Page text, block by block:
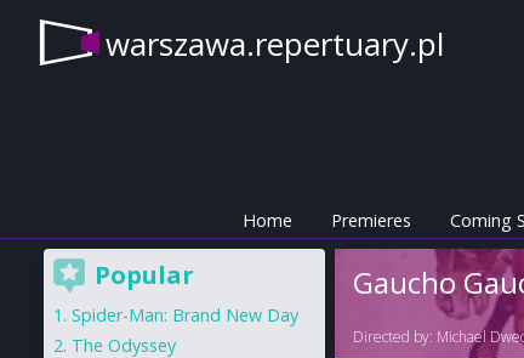
warszawa.repertuary.pl
Home Premieres Coming
Gaucho
Directed by: Michael
Popular
Spider-Man: Brand New Day
The Odyssey